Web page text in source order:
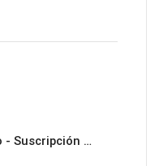
Plan CRM Basico - Suscripción Mensual